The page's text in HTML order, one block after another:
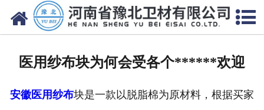
网站首页
医用纱布块为何会受各个******欢迎
安徽医用纱布块是一款以脱脂棉为原材料，根据买家